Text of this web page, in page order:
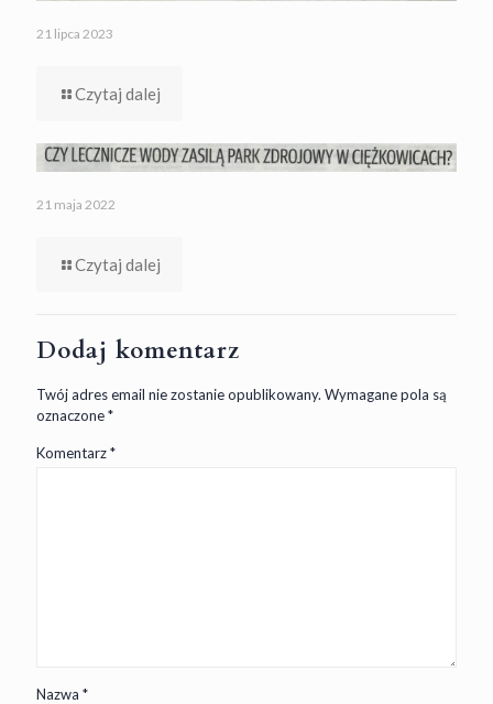
21 lipca 2023
Czytaj dalej
21 maja 2022
Czytaj dalej
Dodaj komentarz
Twój adres email nie zostanie opublikowany. Wymagane pola są
oznaczone*
Komentarz*
Nazwa *